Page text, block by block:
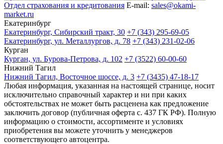
Отдел страхования и кредитования E-mail: sales@okami-
market.ru
Екатеринбург
Екатеринбург, Сибирский тракт, 30 +7 (343) 295-69-05
Екатеринбург, ул. Металлургов, д. 78 +7 (343) 231-02-06
Курган
Курган, ул. Бурова-Петрова, д. 102 +7 (3522) 60-00-60
Нижний Тагил
Нижний Тагил, Восточное шоссе, д. 3 +7 (3435) 47-18-17
Любая информация, указанная на настоящей странице, носит
исключительно справочный характер и ни при каких
обстоятельствах не может быть расценена как предложение
заключить договор (публичная оферта с. 437 ГК РФ). Полную
информацию о стоимости, ассортименте и условиях
приобретения вы можете уточнить у менеджеров
соответствующего автоцентра.